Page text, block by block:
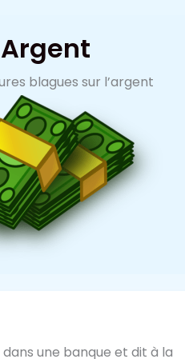
Argent
blagues sur l’argent
une banque et dit à la